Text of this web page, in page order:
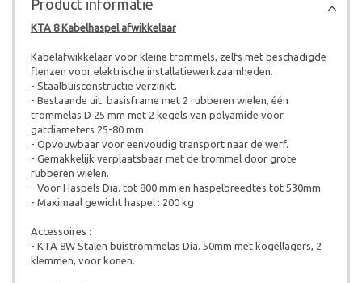
Product informatie
KTA 8 Kabelhaspel afwikkelaar
Kabelafwikkelaar voor kleine trommels, zelfs met beschadigde
flenzen voor elektrische installatiewerkzaamheden.
- Staalbuisconstructie verzinkt.
- Bestaande uit: basisframe met 2 rubberen wielen, één
trommelas D 25 mm met 2 kegels van polyamide voor
gatdiameters 25-80 mm.
- Opvouwbaar voor eenvoudig transport naar de werf.
- Gemakkelijk verplaatsbaar met de trommel door grote
rubberen wielen.
- Voor Haspels Dia. tot 800 mm en haspelbreedtes tot 530mm.
- Maximaal gewicht haspel : 200 kg
Accessoires :
- KTA 8W Stalen buistrommelas Dia. 50mm met kogellagers, 2
klemmen, voor konen.